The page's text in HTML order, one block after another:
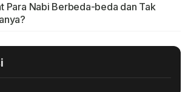
Para Nabi Berbeda-beda dan Tak